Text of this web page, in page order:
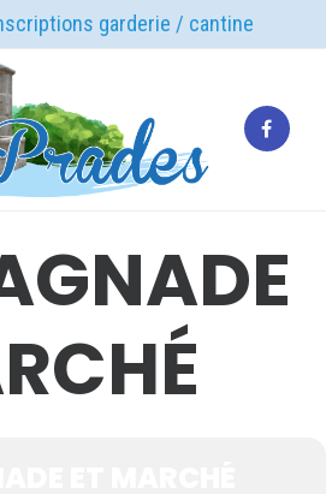
garderie / cantine